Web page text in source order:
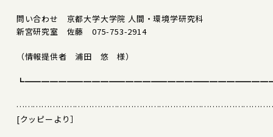
問い合わせ 京都大学大学院 人間・環境学研究科
新宮研究室 佐藤 075-753-2914
（情報提供者 浦田 悠 様）
[クッピーより］